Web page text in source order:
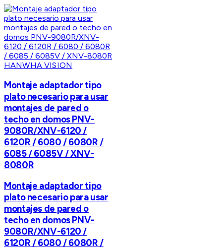
HANWHA VISION
Montaje adaptador tipo
plato necesario para usar
montajes de pared o
techo en domos PNV-
9080R/XNV-6120 /
6120R / 6080 / 6080R /
6085 / 6085V / XNV-
8080R
Montaje adaptador tipo
plato necesario para usar
montajes de pared o
techo en domos PNV-
9080R/XNV-6120 /
6120R / 6080 / 6080R /